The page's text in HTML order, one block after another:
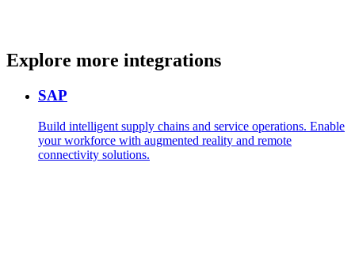
Explore more integrations
SAP
Build intelligent supply chains and service operations. Enable
your workforce with augmented reality and remote
connectivity solutions.